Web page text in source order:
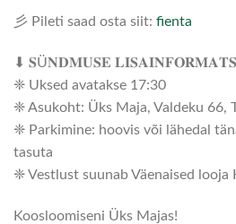
彡 Pileti saad osta siit: fienta
⬇ 𝐒Ü𝐍𝐃𝐌𝐔𝐒𝐄
❈ Uksed avatakse 17:30
❈ Asukoht: Üks Maja, Valdeku 66,
❈ Parkimine: hoovis või lähedal
tasuta
❈ Vestlust suunab Väenaised looja
Koosloomiseni Üks Majas!